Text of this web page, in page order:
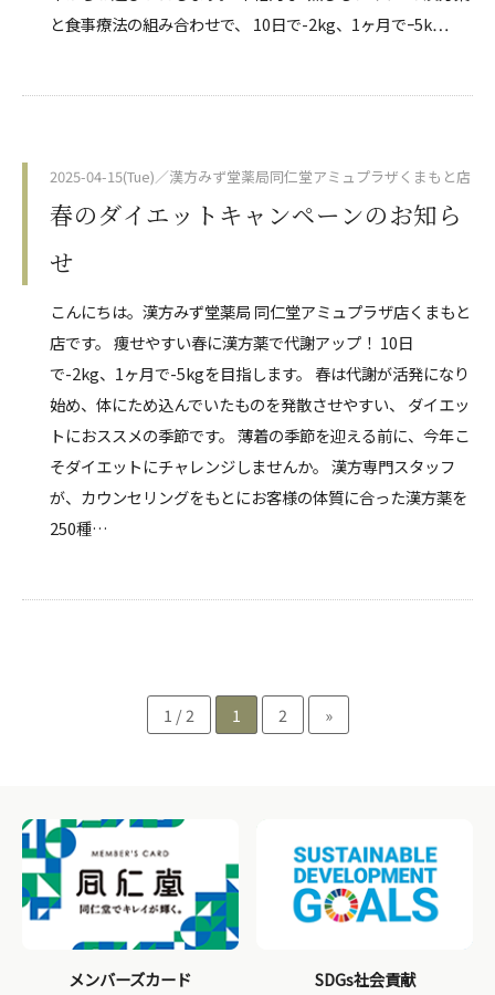
と食事療法の組み合わせで、 10日で-2kg、1ヶ月でｰ5k…
2025-04-15(Tue)／漢方みず堂薬局同仁堂アミュプラザくまもと店
春のダイエットキャンペーンのお知ら
せ
こんにちは。漢方みず堂薬局 同仁堂アミュプラザ店くまもと
店です。 痩せやすい春に漢方薬で代謝アップ！ 10日
で-2kg、1ヶ月で-5kgを目指します。 春は代謝が活発になり
始め、体にため込んでいたものを発散させやすい、 ダイエッ
トにおススメの季節です。 薄着の季節を迎える前に、今年こ
そダイエットにチャレンジしませんか。 漢方専門スタッフ
が、カウンセリングをもとにお客様の体質に合った漢方薬を
250種…
1 / 2 1 2 »
メンバーズカード SDGs社会貢献